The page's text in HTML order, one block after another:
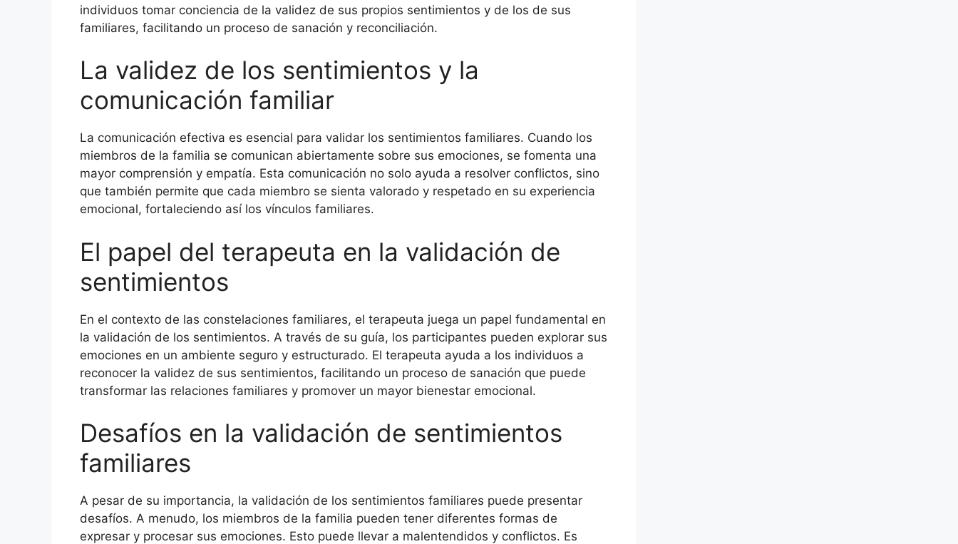
individuos tomar conciencia de la validez de sus propios sentimientos y de los de sus
familiares, facilitando un proceso de sanación y reconciliación.
La validez de los sentimientos y la
comunicación familiar
La comunicación efectiva es esencial para validar los sentimientos familiares. Cuando los
miembros de la familia se comunican abiertamente sobre sus emociones, se fomenta una
mayor comprensión y empatía. Esta comunicación no solo ayuda a resolver conflictos, sino
que también permite que cada miembro se sienta valorado y respetado en su experiencia
emocional, fortaleciendo así los vínculos familiares.
El papel del terapeuta en la validación de
sentimientos
En el contexto de las constelaciones familiares, el terapeuta juega un papel fundamental en
la validación de los sentimientos. A través de su guía, los participantes pueden explorar sus
emociones en un ambiente seguro y estructurado. El terapeuta ayuda a los individuos a
reconocer la validez de sus sentimientos, facilitando un proceso de sanación que puede
transformar las relaciones familiares y promover un mayor bienestar emocional.
Desafíos en la validación de sentimientos
familiares
A pesar de su importancia, la validación de los sentimientos familiares puede presentar
desafíos. A menudo, los miembros de la familia pueden tener diferentes formas de
expresar y procesar sus emociones. Esto puede llevar a malentendidos y conflictos. Es